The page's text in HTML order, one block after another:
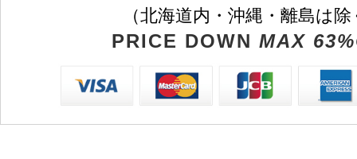
（北海道内・沖縄・離島は
PRICE DOWN MAX